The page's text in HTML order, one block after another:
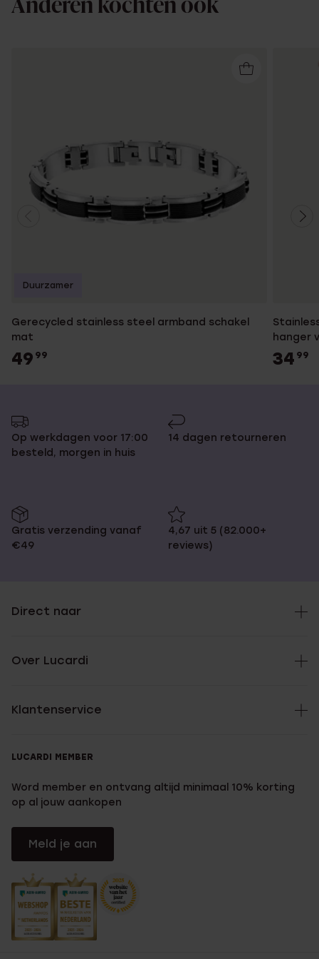
Anderen kochten ook
Gerecycled stainless steel armband schakel
mat
49 99
Duurzamer
hanger
34 99
Op werkdagen voor 17:00
besteld, morgen in huis
14 dagen retourneren
Gratis verzending vanaf
€49
4,67 uit 5 (82.000+
reviews)
Direct naar
Over Lucardi
Klantenservice
LUCARDI MEMBER
Word member en ontvang altijd minimaal 10% korting
op al jouw aankopen
Meld je aan